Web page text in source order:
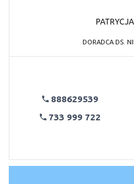
PATRYCJA
DORADCA DS.
888629539
733 999 722